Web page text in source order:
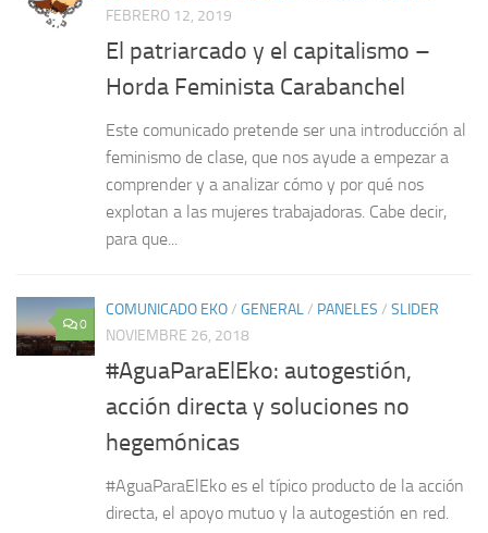
FEBRERO 12, 2019
El patriarcado y el capitalismo –
Horda Feminista Carabanchel
Este comunicado pretende ser una introducción al
feminismo de clase, que nos ayude a empezar a
comprender y a analizar cómo y por qué nos
explotan a las mujeres trabajadoras. Cabe decir,
para que...
0
COMUNICADO EKO/ GENERAL/ PANELES / SLIDER
NOVIEMBRE 26, 2018
#AguaParaElEko: autogestión,
acción directa y soluciones no
hegemónicas
#AguaParaElEko es el típico producto de la acción
directa, el apoyo mutuo y la autogestión en red.